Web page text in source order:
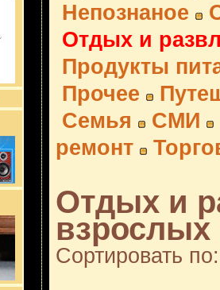
Непознаное
Отдых и
Продукты
Прочее
Семья
СМИ
ремонт
Отдых и
взрослых
Сортировать